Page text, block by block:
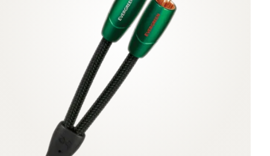
INSPIRASJON
NYHETER
TILBUD